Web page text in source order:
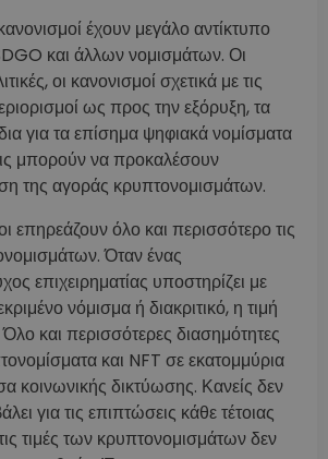
έχουν μεγάλο αντίκτυπο
και άλλων νομισμάτων. Οι
οι κανονισμοί σχετικά με τις
ως προς την εξόρυξη, τα
για τα επίσημα ψηφιακά νομίσματα
μπορούν να προκαλέσουν
της αγοράς κρυπτονομισμάτων.
επηρεάζουν όλο και περισσότερο τις
Όταν ένας
επιχειρηματίας υποστηρίζει με
νόμισμα ή διακριτικό, η τιμή
και περισσότερες διασημότητες
και NFT σε εκατομμύρια
κοινωνικής δικτύωσης. Κανείς δεν
για τις επιπτώσεις κάθε τέτοιας
τιμές των κρυπτονομισμάτων δεν